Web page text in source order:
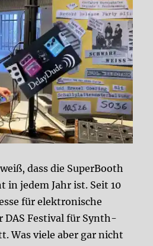
dass die SuperBooth
in jedem Jahr ist. Seit 10
für elektronische
DAS Festival für Synth-
Was viele aber gar nicht